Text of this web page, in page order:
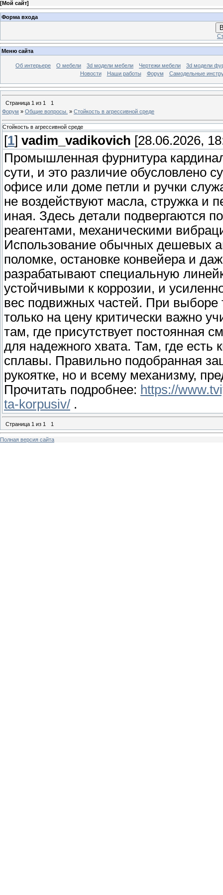
[Мой сайт]
Форма входа
Меню сайта
Об интерьере О мебели 3d модели мебели Чертежи мебели
3d модели
Новости
Наши работы Форум Самодельные
Страница 1 из 1
1
Форум » Общие вопросы. » Стойкость в агрессивной среде
Стойкость в агрессивной среде
[1] vadim_vadikovich [28.06.2026,
Промышленная фурнитура
сути, и это различие обусловлено
офисе или доме петли и ручки
не воздействуют масла, стружка и
иная. Здесь детали подвергаются
реагентами, механическими
Использование обычных дешевых
поломке, остановке конвейера и
разрабатывают специальную
устойчивыми к коррозии, и
вес подвижных частей. При выборе
только на цену критически важно
там, где присутствует постоянная
для надежного хвата. Там, где
сплавы. Правильно подобранная
рукоятке, но и всему механизму,
Прочитать подробнее: https://
ta-korpusiv/ .
Страница 1 из 1 1
Полная версия сайта